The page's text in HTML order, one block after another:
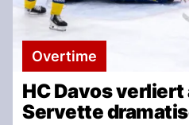
Overtime
HC Davos
Servette